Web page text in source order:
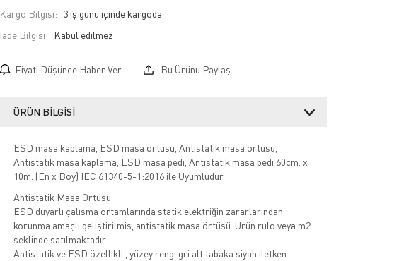
Kargo Bilgisi: 3 iş günü içinde kargoda
İade Bilgisi:
Fiyatı Düşünce Haber Ver Bu Ürünü Paylaş
ÜRÜN BILGISI
ESD masa kaplama, ESD masa örtüsü, Antistatik masa örtüsü,
Antistatik masa kaplama, ESD masa pedi, Antistatik masa pedi 60cm. x
10m. (En x Boy) IEC 61340-5-1:2016 ile Uyumludur.
Antistatik Masa Örtüsü
ESD duyarlı çalışma ortamlarında statik elektriğin zararlarından
korunma amaçlı geliştirilmiş, antistatik masa örtüsü. Ürün rulo veya m2
şeklinde satılmaktadır.
Antistatik ve ESD özellikli , yüzey rengi gri alt tabaka siyah iletken